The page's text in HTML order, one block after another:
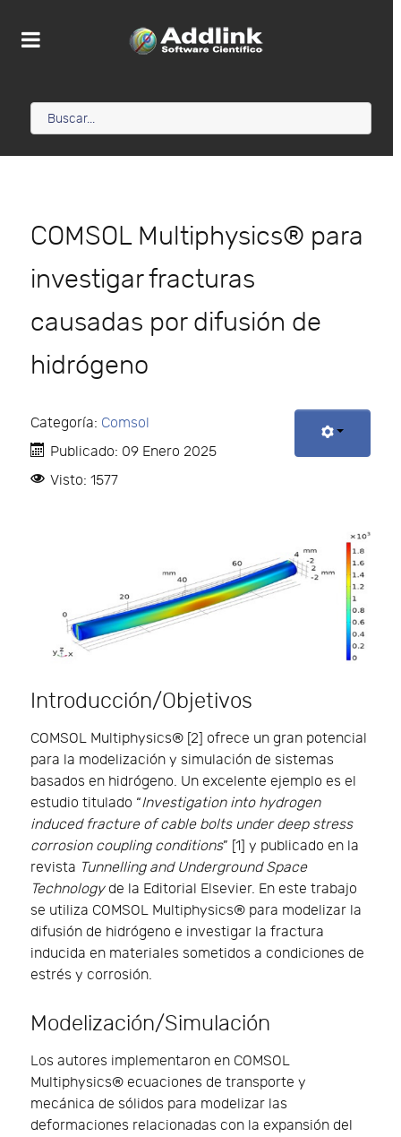
COMSOL Multiphysics® para
investigar fracturas
causadas por difusión de
hidrógeno
Categoría: Comsol
Publicado: 09 Enero 2025
Visto: 1577
Introducción/Objetivos
COMSOL Multiphysics® [2] ofrece un gran potencial
para la modelización y simulación de sistemas
basados en hidrógeno. Un excelente ejemplo es el
estudio titulado “Investigation into hydrogen
induced fracture of cable bolts under deep stress
corrosion coupling conditions” [1] y publicado en la
revista Tunnelling and Underground Space
Technologyde la Editorial Elsevier. En este trabajo
se utiliza COMSOL Multiphysics® para modelizar la
difusión de hidrógeno e investigar la fractura
inducida en materiales sometidos a condiciones de
estrés y corrosión.
Modelización/Simulación
Los autores implementaron en COMSOL
Multiphysics® ecuaciones de transporte y
mecánica de sólidos para modelizar las
deformaciones relacionadas con la expansión del